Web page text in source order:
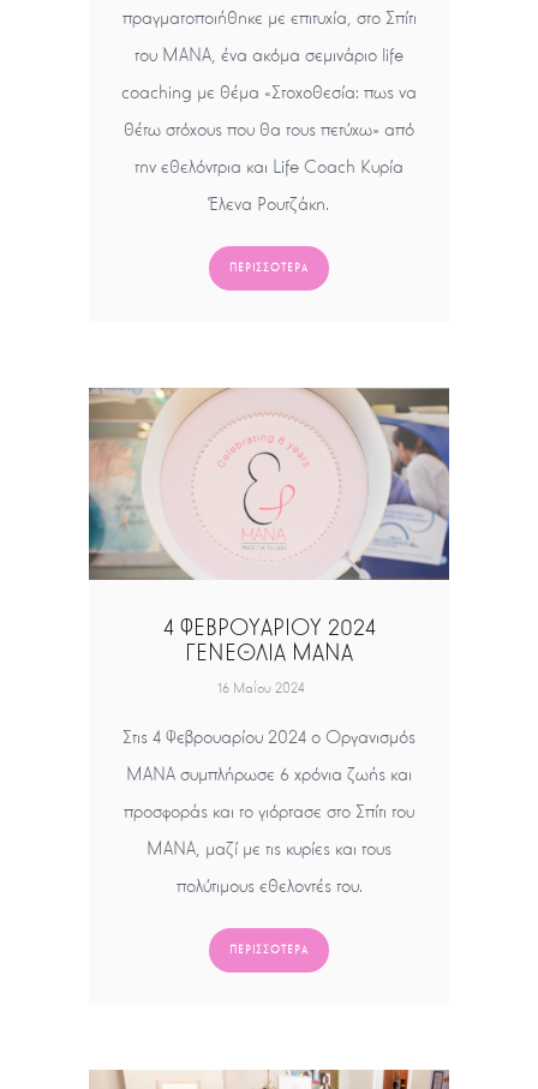
πραγματοποιήθηκε με επιτυχία, στο Σπίτι
του ΜΑΝΑ, ένα ακόμα σεμινάριο life
coaching με θέμα «Στοχοθεσία: πως να
θέτω στόχους που θα τους πετύχω» από
την εθελόντρια και Life Coach Κυρία
Έλενα Ρουτζάκη.
ΠΕΡΙΣΣΌΤΕΡΑ
4 ΦΕΒΡΟΥΑΡΙΟΥ 2024
ΓΕΝΕΘΛΙΑ ΜΑΝΑ
16 Μαΐου 2024
Στις 4 Φεβρουαρίου 2024 ο Οργανισμός
ΜΑΝΑ συμπλήρωσε 6 χρόνια ζωής και
προσφοράς και το γιόρτασε στο Σπίτι του
ΜΑΝΑ, μαζί με τις κυρίες και τους
πολύτιμους εθελοντές του.
ΠΕΡΙΣΣΌΤΕΡΑ